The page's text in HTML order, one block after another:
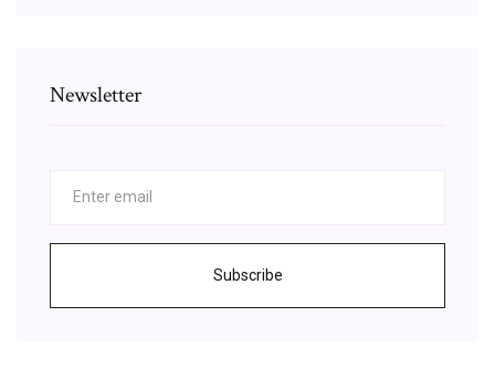
Newsletter
Subscribe